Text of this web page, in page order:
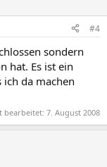
#4
sondern
hat. Es ist ein
da machen
bearbeitet: 7. August 2008